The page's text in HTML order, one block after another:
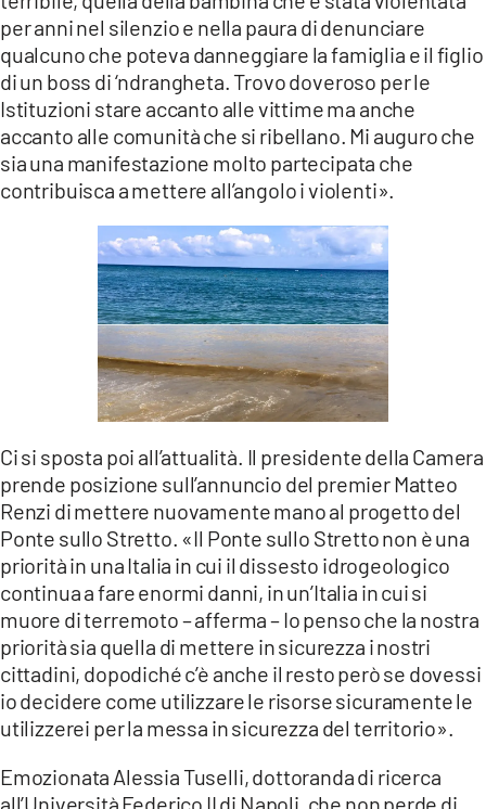
per anni nel silenzio e nella paura di denunciare
qualcuno che poteva danneggiare la famiglia e il figlio
di un boss di ‘ndrangheta. Trovo doveroso per le
Istituzioni stare accanto alle vittime ma anche
accanto alle comunità che si ribellano. Mi auguro che
sia una manifestazione molto partecipata che
contribuisca a mettere all’angolo i violenti».
Ci si sposta poi all’attualità. Il presidente della Camera
prende posizione sull’annuncio del premier Matteo
Renzi di mettere nuovamente mano al progetto del
Ponte sullo Stretto. «Il Ponte sullo Stretto non è una
priorità in una Italia in cui il dissesto idrogeologico
continua a fare enormi danni, in un’Italia in cui si
muore di terremoto – afferma – Io penso che la nostra
priorità sia quella di mettere in sicurezza i nostri
cittadini, dopodiché c’è anche il resto però se dovessi
io decidere come utilizzare le risorse sicuramente le
utilizzerei per la messa in sicurezza del territorio».
Emozionata Alessia Tuselli, dottoranda di ricerca
all’Università Federico II di Napoli, che non perde di